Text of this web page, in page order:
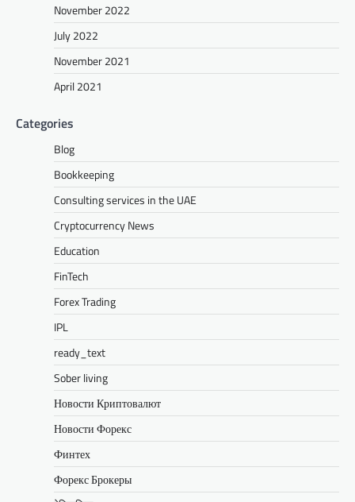
November 2022
July 2022
November 2021
April 2021
Categories
Blog
Bookkeeping
Consulting services in the UAE
Cryptocurrency News
Education
FinTech
Forex Trading
IPL
ready_text
Sober living
Новости Криптовалют
Новости Форекс
Финтех
Форекс Брокеры